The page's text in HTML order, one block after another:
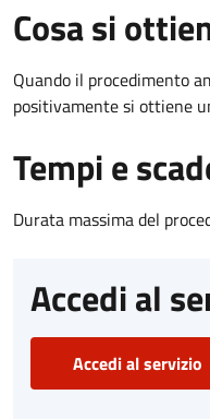
Cosa si
Quando il procedimento
positivamente si ottiene
Tempi e
Durata massima del
Accedi al
Accedi al servizio